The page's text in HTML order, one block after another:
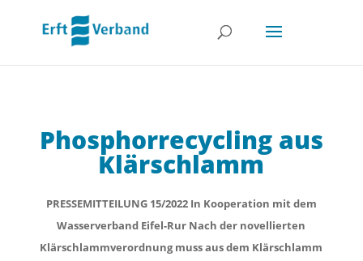
Phosphorrecycling aus
Klärschlamm
PRESSEMITTEILUNG 15/2022 In Kooperation mit dem
Wasserverband Eifel-Rur Nach der novellierten
Klärschlammverordnung muss aus dem Klärschlamm